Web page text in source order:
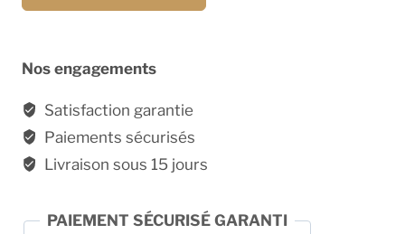
de
en
Crocodile
véritable
noir
et
Nos engagements
Satisfaction garantie
Paiements sécurisés
Livraison sous 15 jours
PAIEMENT SÉCURISÉ GARANTI